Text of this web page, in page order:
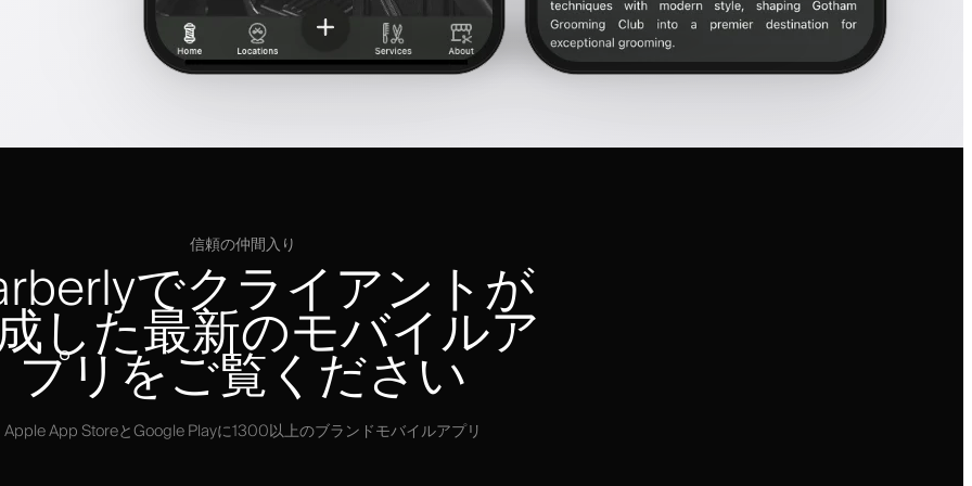
信頼の仲間入り
でクライアントが
した最新のモバイルア
プリをご覧ください
Apple App StoreとGoogle Playに1300以上のブランドモバイルアプリ